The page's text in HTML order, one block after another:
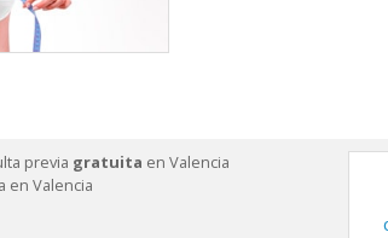
previa gratuita en Valencia
en Valencia